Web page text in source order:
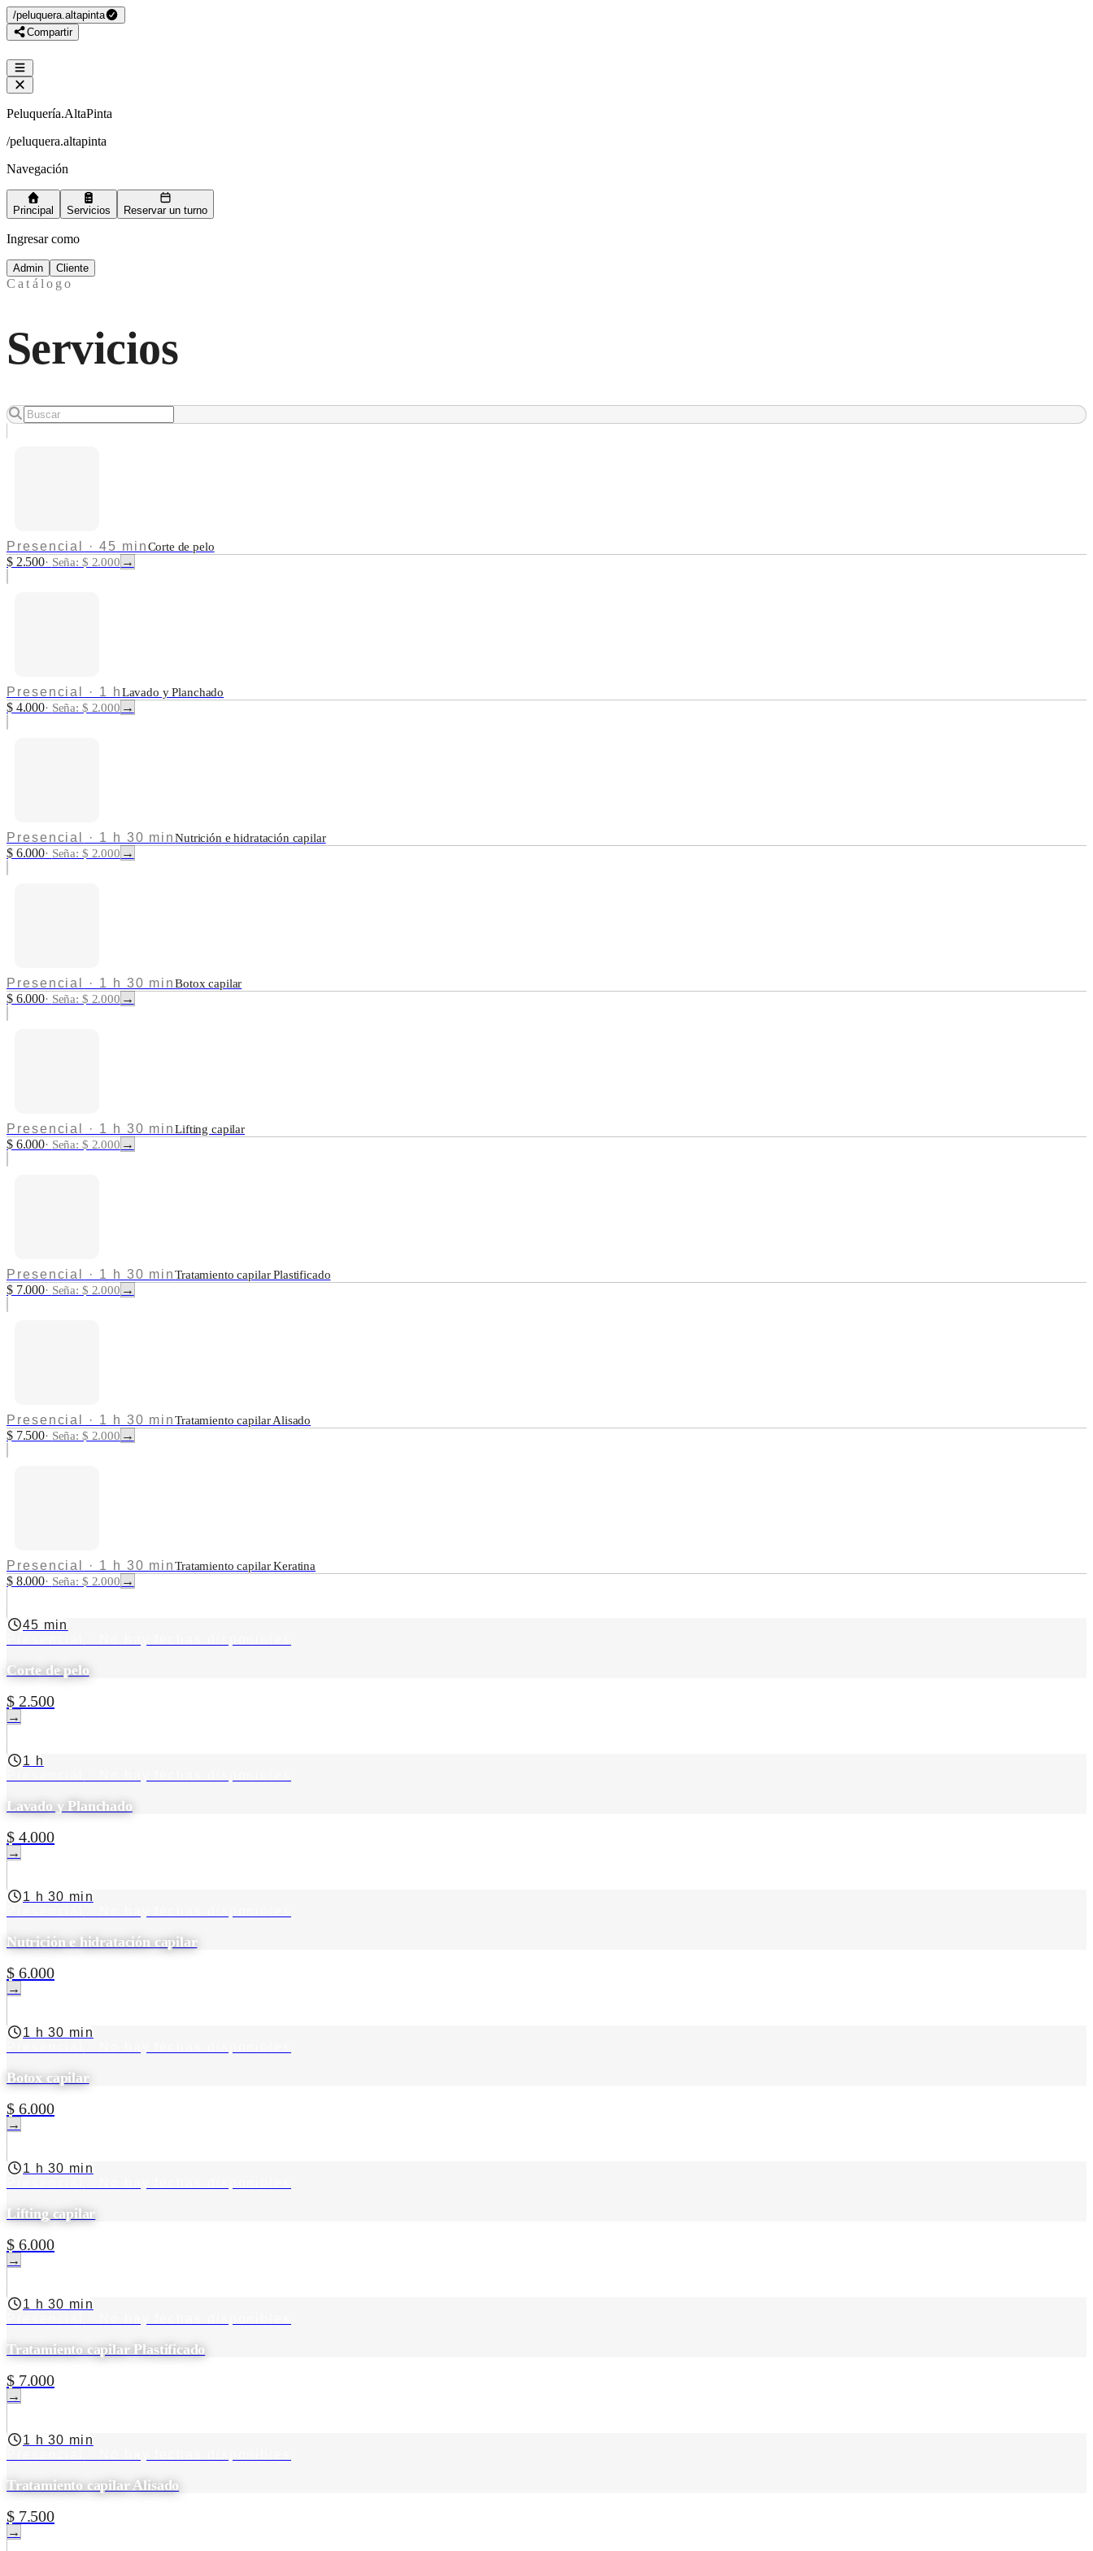
/peluquera.altapinta
Compartir
Peluquería.AltaPinta
/peluquera.altapinta
Navegación
Principal Servicios Reservar un turno
Ingresar como
Admin Cliente
Catálogo
Servicios
Presencial · 45 minCorte de pelo
$ 2.500· Seña: $ 2.000 →
Presencial · 1 hLavado y Planchado
$ 4.000· Seña: $ 2.000 →
Presencial · 1 h 30 minNutrición e hidratación capilar
$ 6.000· Seña: $ 2.000 →
Presencial · 1 h 30 minBotox capilar
$ 6.000· Seña: $ 2.000 →
Presencial · 1 h 30 minLifting capilar
$ 6.000· Seña: $ 2.000 →
Presencial · 1 h 30 minTratamiento capilar Plastificado
$ 7.000· Seña: $ 2.000 →
Presencial · 1 h 30 minTratamiento capilar Alisado
$ 7.500· Seña: $ 2.000 →
Presencial · 1 h 30 minTratamiento capilar Keratina
$ 8.000· Seña: $ 2.000 →
45 min
Corte de pelo
$ 2.500
→
1 h
Lavado y Planchado
$ 4.000
→
1 h 30 min
Nutrición e hidratación capilar
$ 6.000
→
1 h 30 min
Botox capilar
$ 6.000
→
1 h 30 min
Lifting capilar
$ 6.000
→
1 h 30 min
Tratamiento capilar Plastificado
$ 7.000
→
1 h 30 min
Tratamiento capilar Alisado
$ 7.500
→